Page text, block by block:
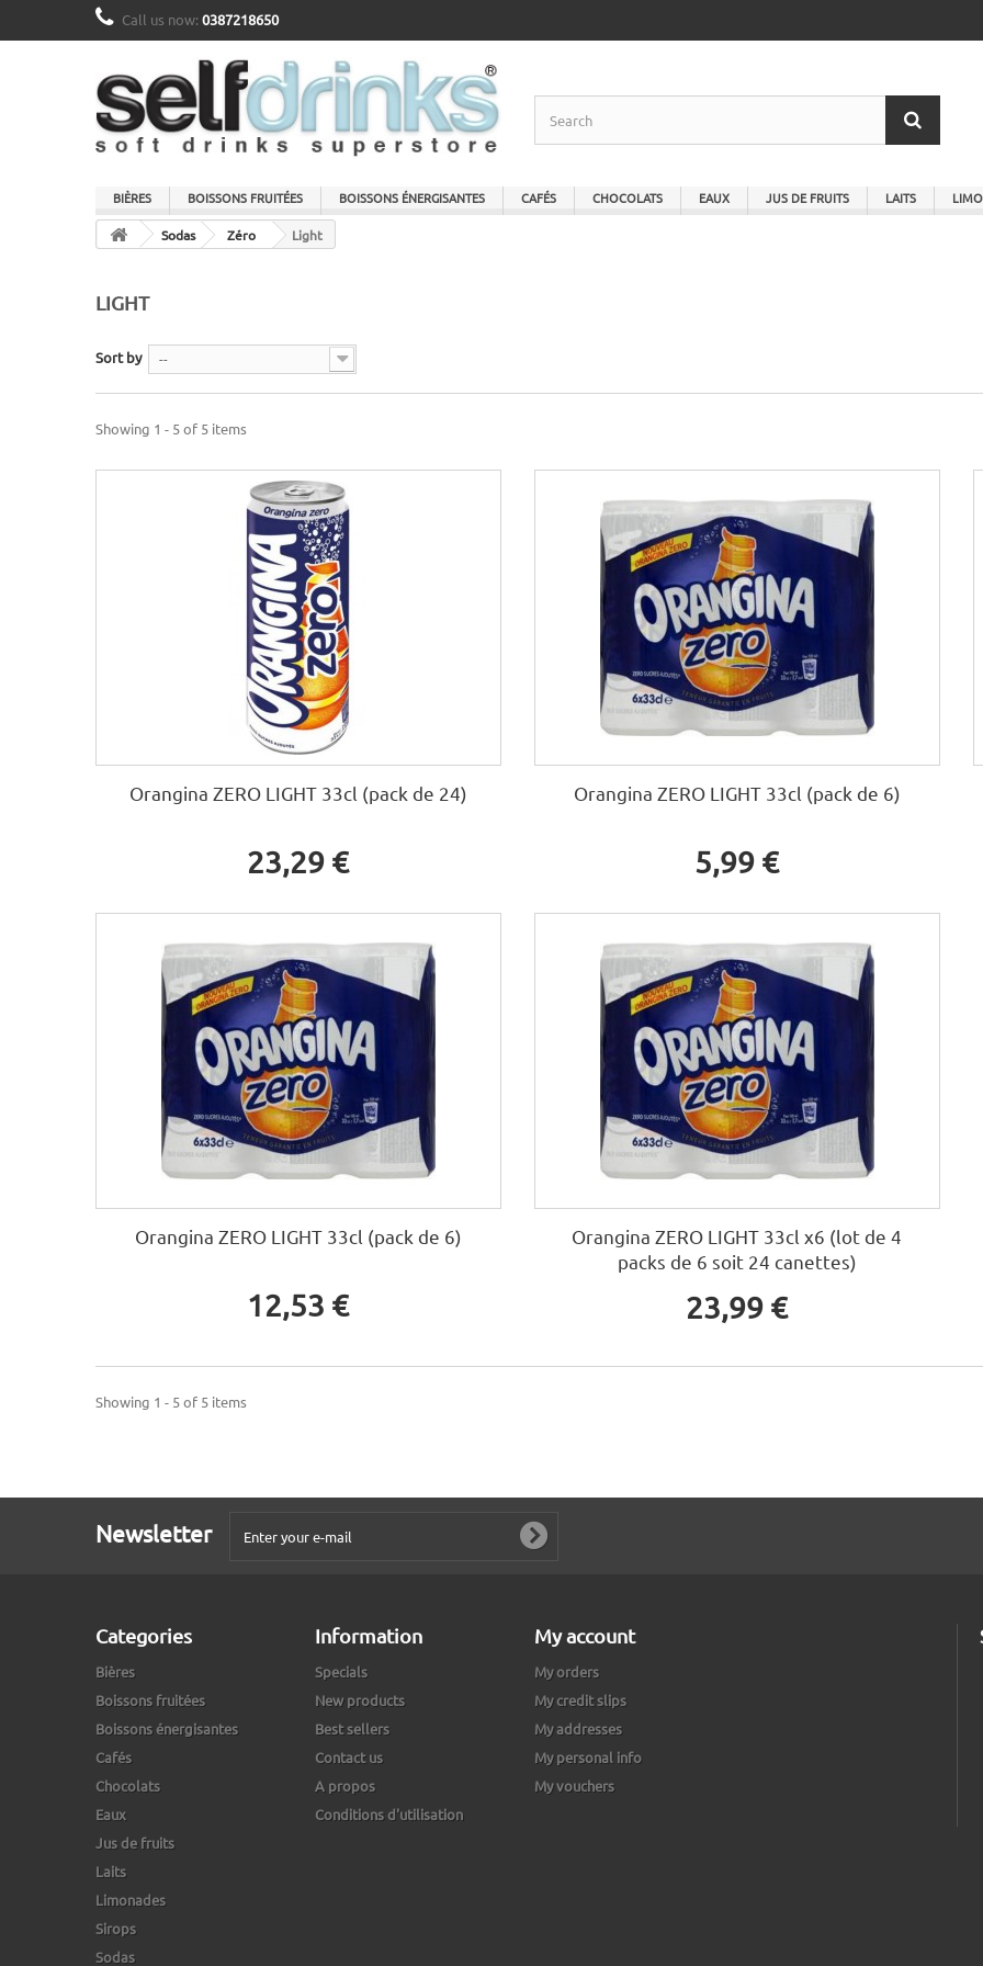
Call us now: 0387218650
BIÈRES BOISSONS FRUITÉES BOISSONS ÉNERGISANTES CAFÉS CHOCOLATS EAUX JUS DE FRUITS LAITS
Sodas Zéro Light
LIGHT
Sort by --
Showing 1 - 5 of 5 items
Orangina ZERO LIGHT 33cl (pack de 24)
23,29 €
Orangina ZERO LIGHT 33cl (pack de 6)
5,99 €
Orangina ZERO LIGHT 33cl (pack de 6)
12,53 €
Orangina ZERO LIGHT 33cl x6 (lot de 4
packs de 6 soit 24 canettes)
23,99 €
Showing 1 - 5 of 5 items
Newsletter
Categories
Bières
Boissons fruitées
Boissons énergisantes
Cafés
Chocolats
Eaux
Jus de fruits
Laits
Limonades
Sirops
Sodas
Information
Specials
New products
Best sellers
Contact us
A propos
Conditions d'utilisation
My account
My orders
My credit slips
My addresses
My personal info
My vouchers